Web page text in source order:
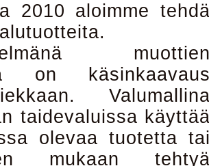
2010 aloimme
on
taidevaluissa
olevaa tuotetta
mukaan